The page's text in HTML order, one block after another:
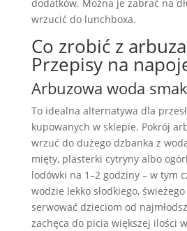
dodatków. Można je zabrać na
wrzucić do lunchboxa.
Co zrobić z
Przepisy na
Arbuzowa woda
To idealna alternatywa dla
kupowanych w sklepie. Pokrój
wrzuć do dużego dzbanka z
mięty, plasterki cytryny albo
lodówki na 1–2 godziny – w tym
wodzie lekko słodkiego,
serwować dzieciom od
zachęca do picia większej ilości